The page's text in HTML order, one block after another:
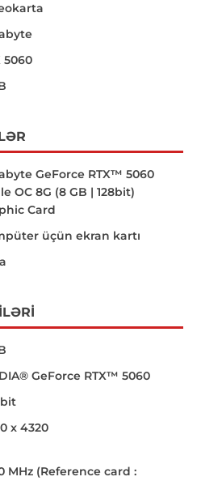
5060
GeForce RTX™ 5060
OC 8G (8 GB | 128bit)
Card
üçün ekran kartı
GeForce RTX™ 5060
bit
x 4320
MHz (Reference card :